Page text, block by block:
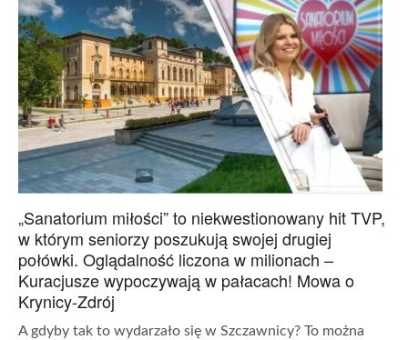
„Sanatorium miłości” to niekwestionowany hit TVP,
w którym seniorzy poszukują swojej drugiej
połówki. Oglądalność liczona w milionach –
Kuracjusze wypoczywają w pałacach! Mowa o
Krynicy-Zdrój
A gdyby tak to wydarzało się w Szczawnicy? To można